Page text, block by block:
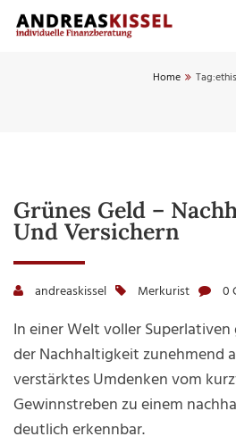
Home Tag:
Grünes Geld –
Und Versichern
andreaskissel Merkurist 0
In einer Welt voller
der Nachhaltigkeit zunehmend
verstärktes Umdenken vom
Gewinnstreben zu einem
deutlich erkennbar.